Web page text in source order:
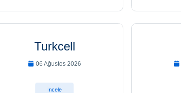
Turkcell
06 Ağustos 2026
İncele